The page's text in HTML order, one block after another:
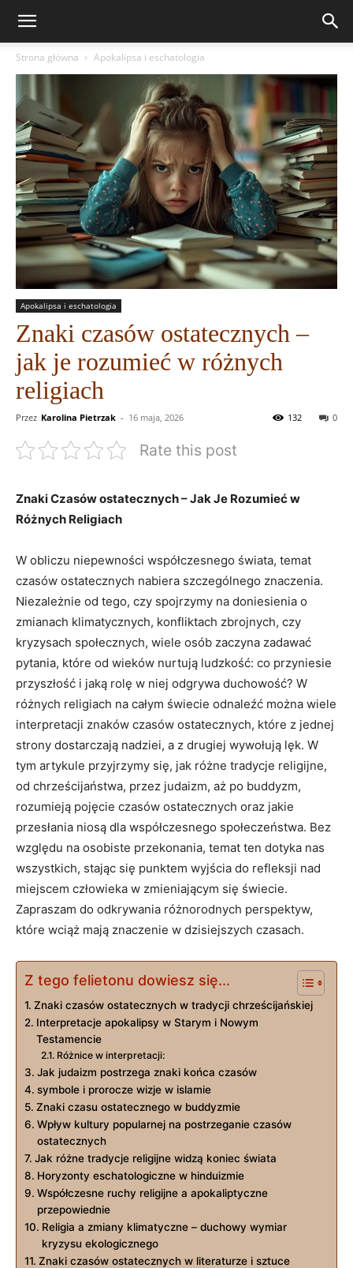
Strona główna Apokalipsa i eschatologia
Apokalipsa i eschatologia
Znaki czasów ostatecznych –
jak je rozumieć w różnych
religiach
Przez Karolina Pietrzak - 16 maja, 2026 0
132
Rate this post
Znaki⁤ Czasów ⁢ostatecznych⁢ – Jak Je⁢ Rozumieć ‌w
‌Różnych Religiach
W ⁤obliczu ⁣niepewności współczesnego ⁢świata, temat⁢
czasów ostatecznych nabiera szczególnego znaczenia.
Niezależnie od tego, czy⁤ spojrzymy na doniesienia o
zmianach klimatycznych, konfliktach zbrojnych, czy
kryzysach społecznych,⁤ wiele osób zaczyna zadawać
pytania, które ⁢od wieków⁢ nurtują ludzkość: co przyniesie
przyszłość i jaką rolę w niej odgrywa ⁣duchowość? W⁢
różnych religiach na całym świecie odnaleźć można wiele
interpretacji znaków czasów ostatecznych, które⁤ z ⁢jednej
strony dostarczają nadziei, a z ​drugiej wywołują ⁤lęk. W
tym artykule ⁤przyjrzymy ‌się, jak różne tradycje ⁢religijne,
od‌ chrześcijaństwa, przez⁣ judaizm, aż po buddyzm,
rozumieją pojęcie⁢ czasów ⁣ostatecznych oraz jakie
przesłania ⁤niosą dla współczesnego społeczeństwa. Bez
⁤względu na osobiste przekonania,⁣ temat‌ ten ​dotyka ⁤nas
wszystkich, stając się punktem wyjścia do refleksji nad
⁢miejscem człowieka w zmieniającym się świecie.
Zapraszam do odkrywania różnorodnych perspektyw,
które ⁣wciąż‌ mają znaczenie w dzisiejszych czasach.
Z tego felietonu dowiesz się...
Znaki czasów ostatecznych w tradycji⁤ chrześcijańskiej
Interpretacje apokalipsy ⁣w Starym i Nowym
‍Testamencie
Różnice w interpretacji:
Jak judaizm postrzega znaki końca czasów
symbole i prorocze ‌wizje⁣ w islamie
Znaki czasu ostatecznego ⁤w buddyzmie
Wpływ⁣ kultury popularnej⁢ na postrzeganie czasów
ostatecznych
Jak różne ⁢tradycje​ religijne widzą⁣ koniec świata
Horyzonty​ eschatologiczne‍ w hinduizmie
Współczesne⁣ ruchy religijne a ⁣apokaliptyczne⁣
przepowiednie
Religia a zmiany klimatyczne – duchowy wymiar
kryzysu ekologicznego
Znaki czasów ostatecznych w literaturze i sztuce